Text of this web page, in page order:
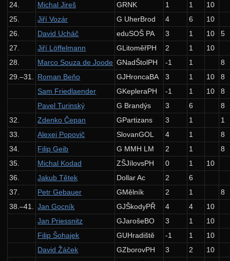
24.
Michal Jireš GRNK 1 1
10
25.
Jiří Vozár G UherBrod 4 6
10
26.
David Ucháč eduSOŠ PA 3 1 10
5
27.
Jiří Löffelmann GLitoměřPH 2 1
10
28.
Marco Souza de Joode GNadŠtolPH -1 1
8
29.–31. Roman Beňo GJHroncaBA 3 1 10
8
Sam Friedlaender
GKepleraPH -1 1 10
8
Pavel Turinský
G Brandýs 3 6
8
32.
Zdenko Čepan GPartizans 3 1
1
33.
Alexej Popovič SlovanGOL 4 1
8
34.
Filip Geib G MMH LM 2 1
8
35.
Michal Kodad ZŠJílovsPH 0 1
10
36.
Jakub Tětek Dollar Ac 2
6
37.
Petr Gebauer GMělník 2 1
8
38.–41. Jan Gocník GJŠkodyPŘ 4 4
10
Jan Priessnitz
GJarošeBO 3 1
10
Filip Šohajek
GUHradiště -1 1
10
David Žáček
GZborovPH 3 2
10
Zadání 4. série
Řešení
Výsledky
Zadání 5. série
Řešení
Výsledky
Kuchařky
Základní algoritmy
Toky v sítích
Geometrie
Eulerovské tahy
Dynamické programování
Evoluční algoritmy
27. ročník: 14/15
26. ročník: 13/14